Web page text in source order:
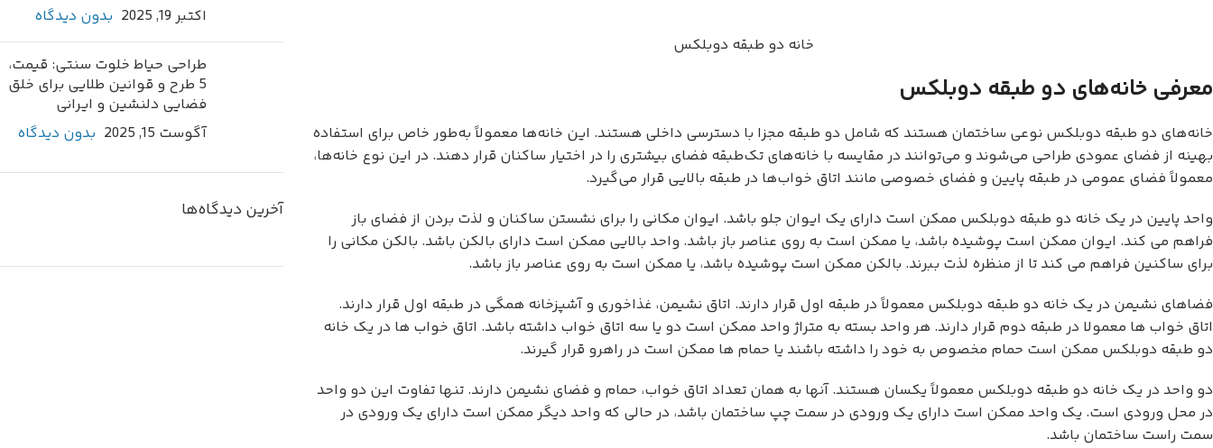
خانه دو طبقه دوبلکس
معرفی خانه‌های دو طبقه دوبلکس
خانه‌های دو طبقه دوبلکس نوعی ساختمان هستند که شامل دو طبقه مجزا با دسترسی داخلی هستند. این خانه‌ها معمولاً به‌طور خاص برای استفاده
بهینه از فضای عمودی طراحی می‌شوند و می‌توانند در مقایسه با خانه‌های تک‌طبقه فضای بیشتری را در اختیار ساکنان قرار دهند. در این نوع خانه‌ها،
معمولاً فضای عمومی در طبقه پایین و فضای خصوصی مانند اتاق خواب‌ها در طبقه بالایی قرار می‌گیرد.
واحد پایین در یک خانه دو طبقه دوبلکس ممکن است دارای یک ایوان جلو باشد. ایوان مکانی را برای نشستن ساکنان و لذت بردن از فضای باز
فراهم می کند. ایوان ممکن است پوشیده باشد، یا ممکن است به روی عناصر باز باشد. واحد بالایی ممکن است دارای بالکن باشد. بالکن مکانی را
برای ساکنین فراهم می کند تا از منظره لذت ببرند. بالکن ممکن است پوشیده باشد، یا ممکن است به روی عناصر باز باشد.
فضاهای نشیمن در یک خانه دو طبقه دوبلکس معمولاً در طبقه اول قرار دارند. اتاق نشیمن، غذاخوری و آشپزخانه همگی در طبقه اول قرار دارند.
اتاق خواب ها معمولا در طبقه دوم قرار دارند. هر واحد بسته به متراژ واحد ممکن است دو یا سه اتاق خواب داشته باشد. اتاق خواب ها در یک خانه
دو طبقه دوبلکس ممکن است حمام مخصوص به خود را داشته باشند یا حمام ها ممکن است در راهرو قرار گیرند.
دو واحد در یک خانه دو طبقه دوبلکس معمولاً یکسان هستند. آنها به همان تعداد اتاق خواب، حمام و فضای نشیمن دارند. تنها تفاوت این دو واحد
در محل ورودی است. یک واحد ممکن است دارای یک ورودی در سمت چپ ساختمان باشد، در حالی که واحد دیگر ممکن است دارای یک ورودی در
سمت راست ساختمان باشد.
اکتبر 19, 2025
بدون دیدگاه
طراحی حیاط خلوت سنتی: قیمت،
5 طرح و قوانین طلایی برای خلق
فضایی دلنشین و ایرانی
آگوست 15, 2025
بدون دیدگاه
آخرین دیدگاه‌ها